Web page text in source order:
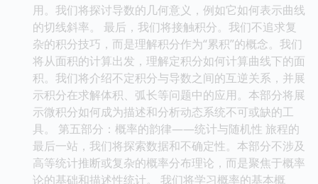
用。我们将探讨导数的几何意义，例如它如何表示曲线
的切线斜率。 最后，我们将接触积分。我们不追求复
杂的积分技巧，而是理解积分作为“累积”的概念。我们
将从面积的计算出发，理解定积分如何计算曲线下的面
积。我们将介绍不定积分与导数之间的互逆关系，并展
示积分在求解体积、弧长等问题中的应用。本部分将展
示微积分如何成为描述和分析动态系统不可或缺的工
具。 第五部分：概率的韵律——统计与随机性 旅程的
最后一站，我们将探索数据和不确定性。本部分不涉及
高等统计推断或复杂的概率分布理论，而是聚焦于概率
论的基础和描述性统计。 我们将学习概率的基本概